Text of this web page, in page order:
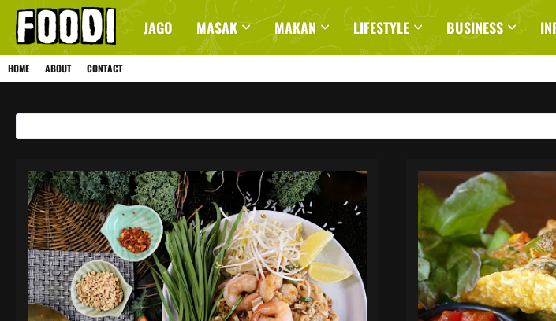
JAGO MASAK MAKAN LIFESTYLE BUSINESS
HOME ABOUT CONTACT